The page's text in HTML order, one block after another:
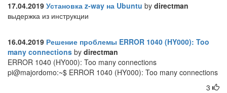
17.04.2019 Установка z-way на Ubuntu by directman
выдержка из инструкции
16.04.2019 Решение проблемы ERROR 1040 (HY000): Too
many connections by directman
ERROR 1040 (HY000): Too many connections
pi@majordomo:~$ ERROR 1040 (HY000): Too many connections
3